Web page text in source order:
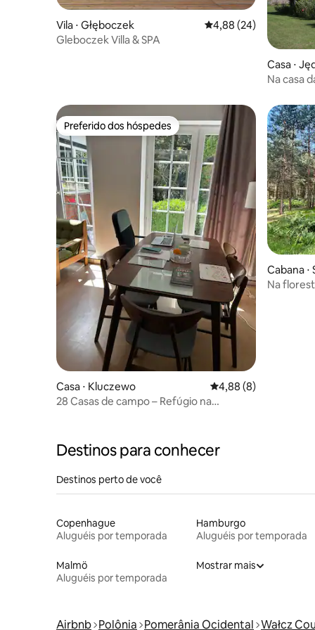
Vila ⋅ Głęboczek 4,88 de uma avaliação
4,88 (24)
Gleboczek Villa & SPA
Casa ⋅
Na casa
Preferido dos hóspedes
Preferido dos hóspedes
Casa ⋅ Kluczewo 4,88 de uma
4,88 (8)
28 Casas de campo – Refúgio na
Cabana ⋅
Na
Destinos para conhecer
Destinos perto de você
Copenhague
Aluguéis por temporada
Hamburgo
Aluguéis por temporada
Malmö
Aluguéis por temporada
Mostrar mais
Airbnb Polônia Pomerânia Ocidental Wałcz